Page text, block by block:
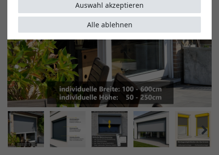
Alle ablehnen
Auswahl akzeptieren